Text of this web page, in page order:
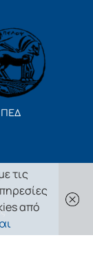
ΠΕΔ
τις
από